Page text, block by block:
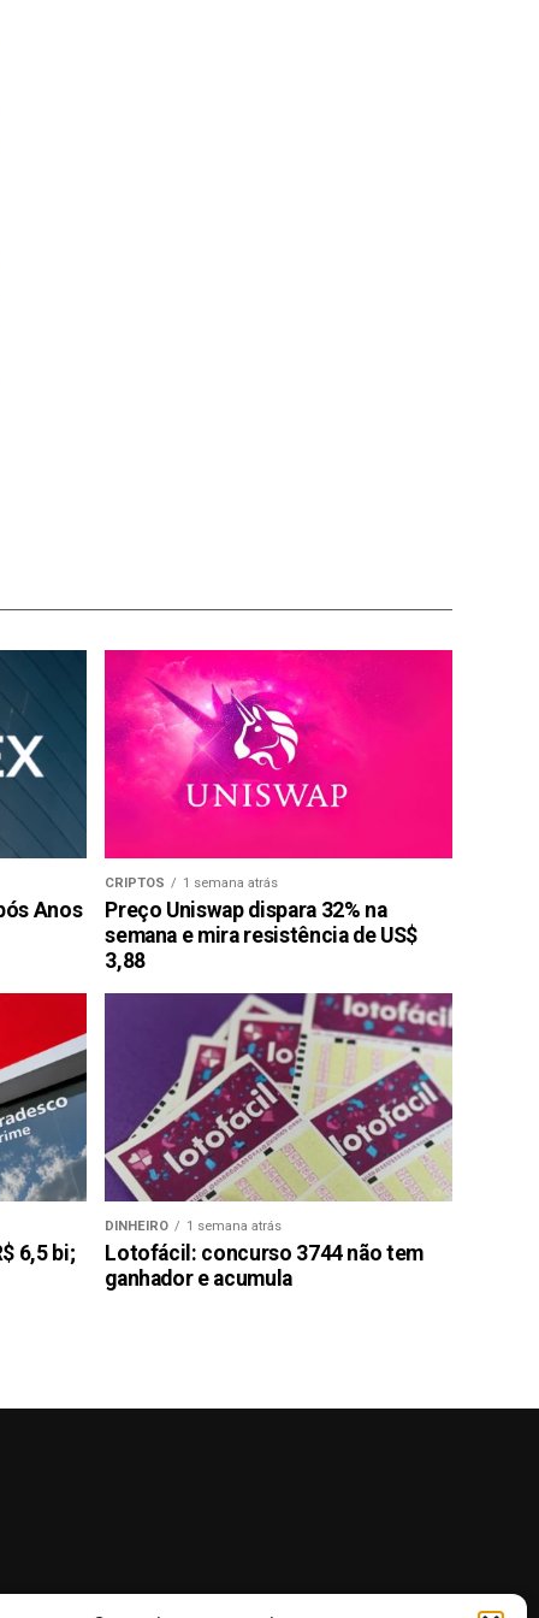
Anos
CRIPTOS 1 semana atrás
Preço Uniswap dispara 32% na
semana e mira resistência de US$
3,88
6,5 bi;
DINHEIRO 1 semana atrás
Lotofácil: concurso 3744 não tem
ganhador e acumula